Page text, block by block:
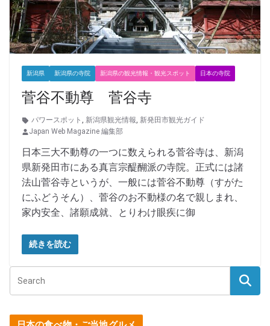
新潟県 新潟県の寺院 新潟県の観光情報・観光スポット 日本の寺院
菅谷不動尊 菅谷寺
パワースポット , 新潟県観光情報, 新発田市観光ガイド
Japan Web Magazine 編集部
日本三大不動尊の一つに数えられる菅谷寺は、新潟
県新発田市にある真言宗醍醐派の寺院。正式には諸
法山菅谷寺というが、一般には菅谷不動尊（すがた
にふどうそん）、菅谷のお不動様の名で親しまれ、
家内安全、諸願成就、とりわけ眼疾に御
続きを読む